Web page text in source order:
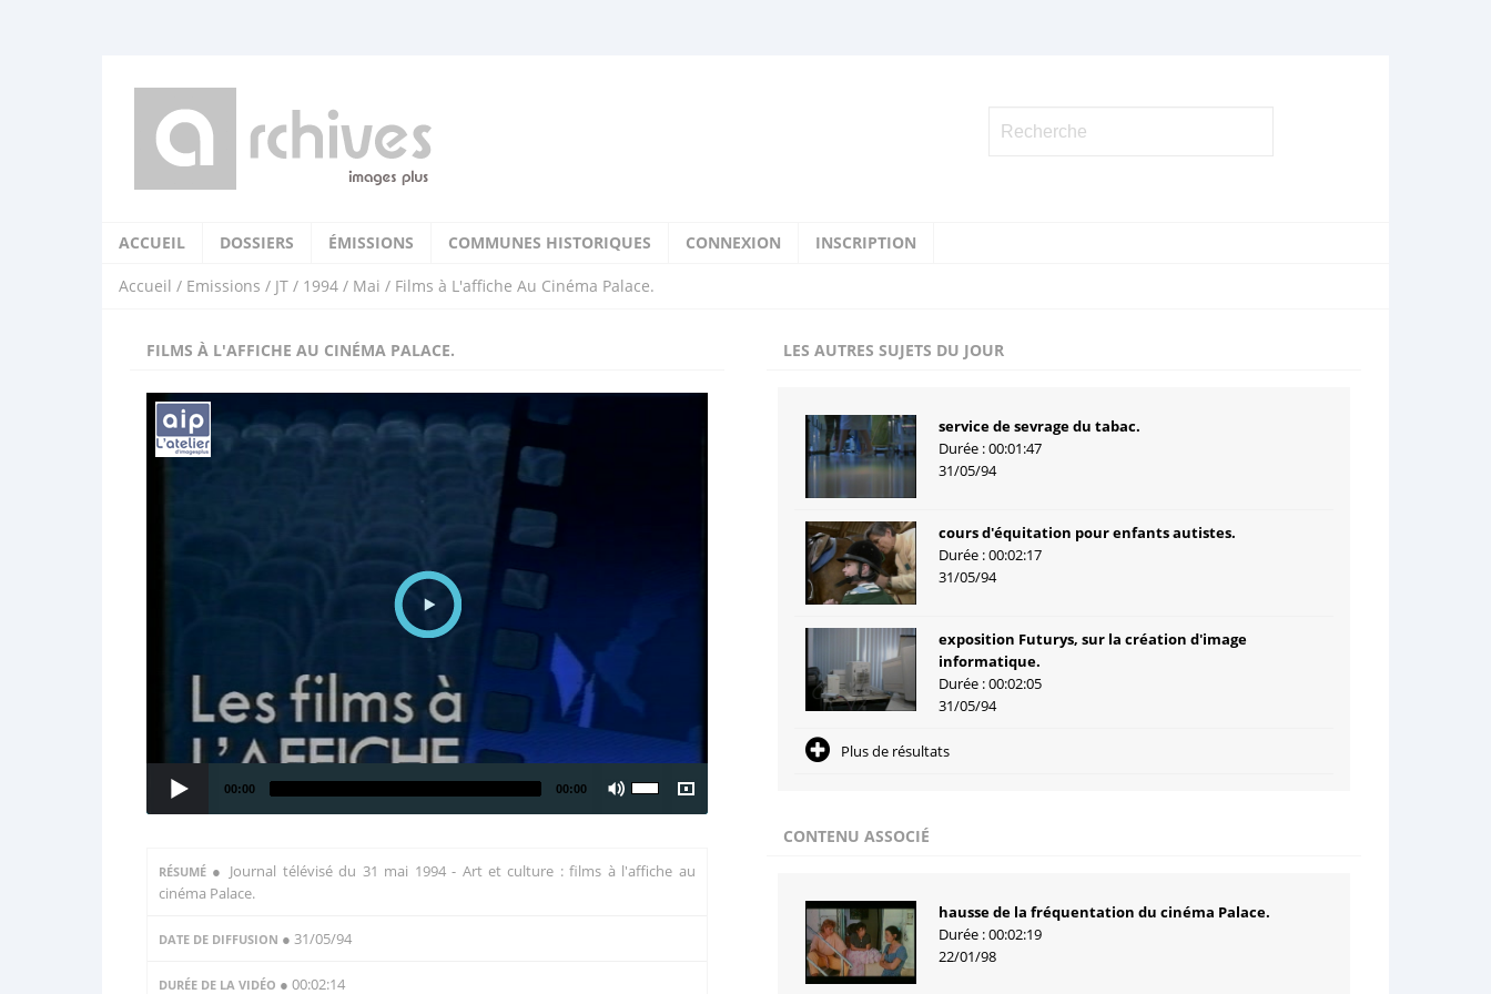
ACCUEIL DOSSIERS ÉMISSIONS COMMUNES HISTORIQUES CONNEXION INSCRIPTION
Accueil / Emissions / JT / 1994 / Mai / Films à L'affiche Au Cinéma Palace.
FILMS À L'AFFICHE AU CINÉMA PALACE.
00:00 00:00
RÉSUMÉ ● Journal télévisé du 31 mai 1994 - Art et culture : films à l'affiche au
cinéma Palace.
DATE DE DIFFUSION ● 31/05/94
DURÉE DE LA VIDÉO ● 00:02:14
LES AUTRES SUJETS DU JOUR
service de sevrage du tabac.
Durée : 00:01:47
31/05/94
cours d'équitation pour enfants autistes.
Durée : 00:02:17
31/05/94
exposition Futurys, sur la création d'image
informatique.
Durée : 00:02:05
31/05/94
Plus de résultats
CONTENU ASSOCIÉ
hausse de la fréquentation du cinéma Palace.
Durée : 00:02:19
22/01/98